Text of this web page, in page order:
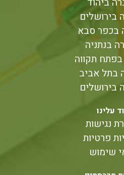
בירושלים
בכפר סבא
בנתניה
תקווה
בתל אביב
בירושלים
עלינו
נגישות
פרטיות
שימוש